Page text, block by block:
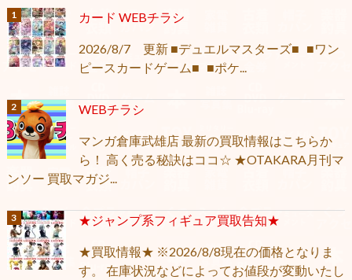
カード WEBチラシ
2026/8/7 更新 ■デュエルマスターズ■ ■ワン
ピースカードゲーム■ ■ポケ...
WEBチラシ
マンガ倉庫武雄店 最新の買取情報はこちらか
ら！ 高く売る秘訣はココ☆ ★OTAKARA月刊マ
ンソー 買取マガジ...
★ジャンプ系フィギュア買取告知★
★買取情報★ ※2026/8/8現在の価格となりま
す。 在庫状況などによってお値段が変動いたし